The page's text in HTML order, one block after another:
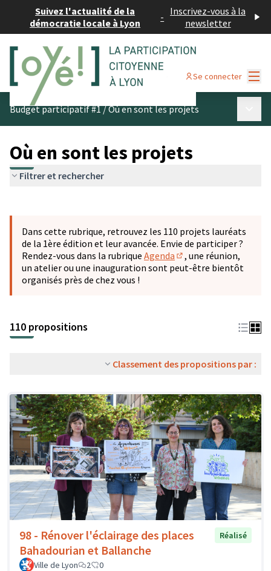
Suivez l'actualité de la
démocratie locale à Lyon
- Inscrivez-vous à la
newsletter
Se connecter
Budget participatif #1/Où en sont les projets
Où en sont les projets
Filtrer et rechercher
−
Dans cette rubrique, retrouvez les 110 projets lauréats
de la 1ère édition et leur avancée. Envie de participer ?
Rendez-vous dans la rubrique Agenda
(S'ouvre dans un
, une réunion,
un atelier ou une inauguration sont peut-être bientôt
organisés près de chez vous !
110 propositions
Classement des propositions par :
98 - Rénover l'éclairage des places
Bahadourian et Ballanche
Réalisé
Ville de Lyon 2 0